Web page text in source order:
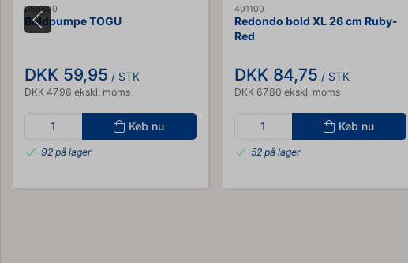
966600
Boldpumpe TOGU
DKK 59,95 / STK
DKK 47,96 ekskl. moms
Køb nu
92 på lager
491100
Redondo bold XL 26 cm Ruby-
Red
DKK 84,75 / STK
DKK 67,80 ekskl. moms
Køb nu
52 på lager